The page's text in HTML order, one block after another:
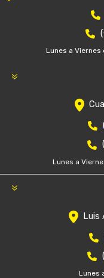
Lunes a Viernes
Lunes a
Luis
Lunes